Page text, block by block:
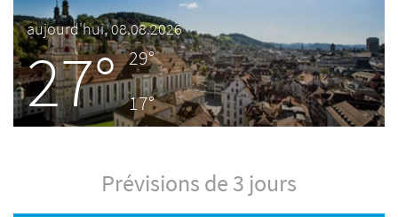
aujourd'hui, 08.08.2026
27° 29°
17°
Prévisions de 3 jours